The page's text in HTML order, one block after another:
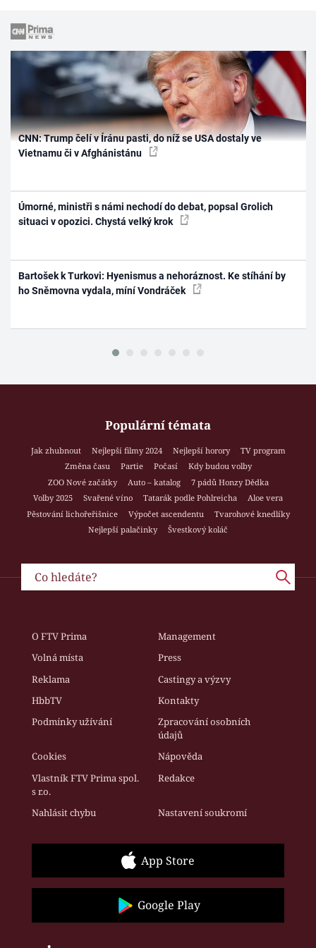
CNN: Trump čelí v Íránu pasti, do níž se USA dostaly ve
Vietnamu či v Afghánistánu
Úmorné, ministři s námi nechodí do debat, popsal Grolich
situaci v opozici. Chystá velký krok
Bartošek k Turkovi: Hyenismus a nehoráznost. Ke stíhání by
ho Sněmovna vydala, míní Vondráček
Populární témata
Jak zhubnout Nejlepší filmy 2024 Nejlepší horory
TV program
Změna času
Partie Počasí
Kdy budou volby
ZOO Nové začátky
Auto – katalog
7 pádů Honzy Dědka
Volby 2025
Svařené víno Tatarák podle Pohlreicha
Aloe vera
Pěstování lichořeřišnice
Výpočet ascendentu
Tvarohové knedlíky
Nejlepší palačinky
Švestkový koláč
O FTV Prima
Management
Volná místa
Press
Reklama
Castingy a výzvy
HbbTV
Kontakty
Podmínky užívání
Zpracování osobních
údajů
Cookies
Nápověda
Vlastník FTV Prima spol.
s r.o.
Redakce
Nahlásit chybu Nastavení soukromí
App Store
Google Play